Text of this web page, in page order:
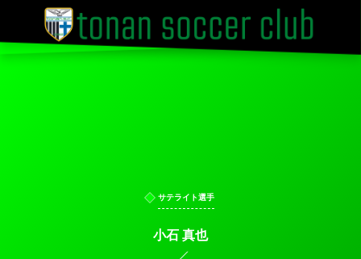
サテライト選手
小石 真也